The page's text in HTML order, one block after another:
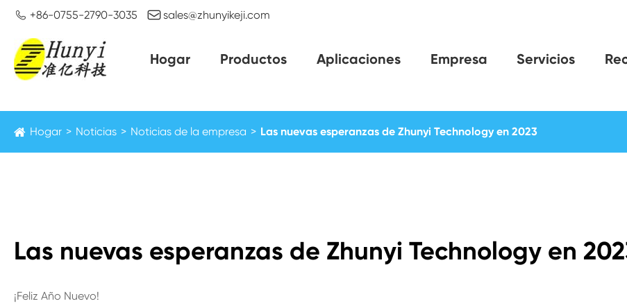
 +86-0755-2790-3035 sales@zhunyikeji.com
Hogar Productos Aplicaciones Empresa Servicios
Hogar Noticias Noticias de la empresa Las nuevas esperanzas de Zhunyi Technology en 2023
Las nuevas esperanzas de Zhunyi Technology en
¡Feliz Año Nuevo!